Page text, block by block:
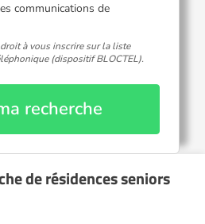
communications de
à vous inscrire sur la liste
(dispositif BLOCTEL).
recherche
de résidences seniors